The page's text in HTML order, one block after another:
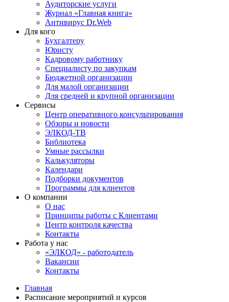
Аудиторские услуги
Журнал «Главная книга»
Антивирус Dr.Web
Для кого
Бухгалтеру
Юристу
Кадровому работнику
Специалисту по закупкам
Бюджетной организации
Для малой организации
Для средней и крупной организации
Сервисы
Центр оперативного консультирования
Обзоры и новости
ЭЛКОД-ТВ
Библиотека
Умные рассылки
Калькуляторы
Календари
Подборки документов
Программы для клиентов
О компании
О нас
Принципы работы с Клиентами
Центр контроля качества
Контакты
Работа у нас
«ЭЛКОД» - работодатель
Вакансии
Контакты
Главная
Расписание мероприятий и курсов